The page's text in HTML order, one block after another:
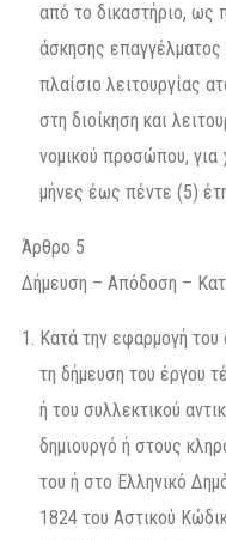
από το δικαστήριο, ως
άσκησης επαγγέλματος
πλαίσιο λειτουργίας
στη διοίκηση και
νομικού προσώπου, για
μήνες έως πέντε (5)
Άρθρο 5
Δήμευση – Απόδοση –
Κατά την εφαρμογή
τη δήμευση του έργου
ή του συλλεκτικού
δημιουργό ή στους
του ή στο Ελληνικό
1824 του Αστικού